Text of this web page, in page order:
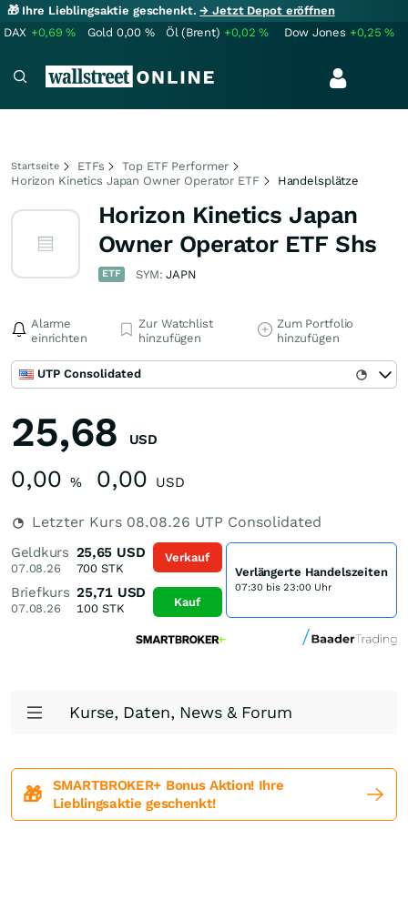
🎁 Ihre Lieblingsaktie geschenkt.→ Jetzt Depot eröffnen
DAX +0,69% Gold 0,00 % Öl (Brent) +0,02% Dow Jones +0,25%
Startseite ETFs
Top ETF Performer
Horizon Kinetics Japan Owner Operator ETF
Handelsplätze
Horizon Kinetics Japan
Owner Operator ETF Shs
ETF SYM:JAPN
Alarme
einrichten
Zur Watchlist
hinzufügen
Zum Portfolio
hinzufügen
UTP Consolidated
25,68 USD
0,00 % 0,00 USD
Letzter Kurs 08.08.26 UTP Consolidated
Geldkurs
07.08.26
25,65 USD
700 STK
Briefkurs
07.08.26
25,71 USD
100STK
Verkauf
Kauf
Verlängerte Handelszeiten
07:30 bis 23:00 Uhr
Kurse, Daten, News & Forum
🎁
SMARTBROKER+ Bonus Aktion! Ihre
Lieblingsaktie geschenkt!